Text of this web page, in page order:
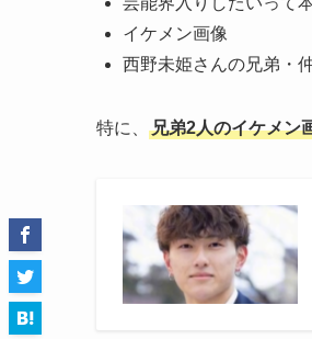
イケメン画像
西野未姫さんの兄弟・
特に、 兄弟2人のイケメン